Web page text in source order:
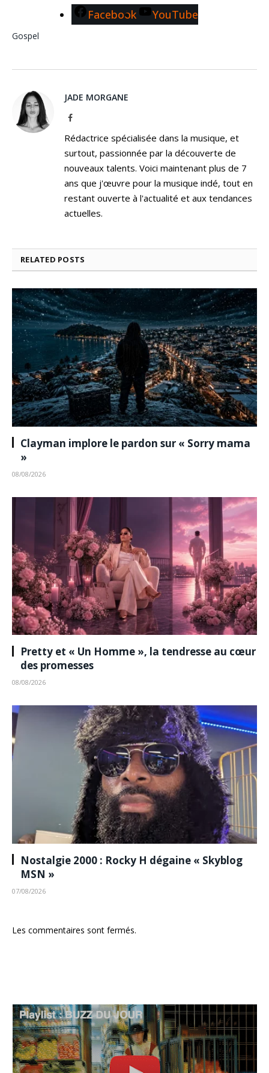
Facebook YouTube
Gospel
JADE MORGANE
Facebook
Rédactrice spécialisée dans la musique, et
surtout, passionnée par la découverte de
nouveaux talents. Voici maintenant plus de 7
ans que j'œuvre pour la musique indé, tout en
restant ouverte à l'actualité et aux tendances
actuelles.
RELATED POSTS
Clayman implore le pardon sur « Sorry mama
»
08/08/2026
Pretty et « Un Homme », la tendresse au cœur
des promesses
08/08/2026
Nostalgie 2000 : Rocky H dégaine « Skyblog
MSN »
07/08/2026
Les commentaires sont fermés.